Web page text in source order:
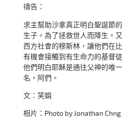
禱告：
求主幫助沙拿真正明白聖誕節
生子，為了拯救世人而降生。
西方社會的穆斯林，讓他們在
有機會接觸到有生命力的基督
他們明白耶穌是通往父神的唯
名，阿們。
文：笑娟
相片：Photo by Jonathan